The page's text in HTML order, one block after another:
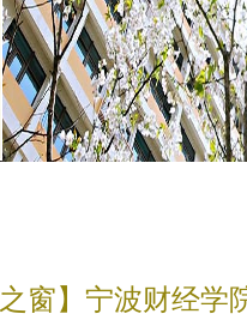
之窗】宁波财经